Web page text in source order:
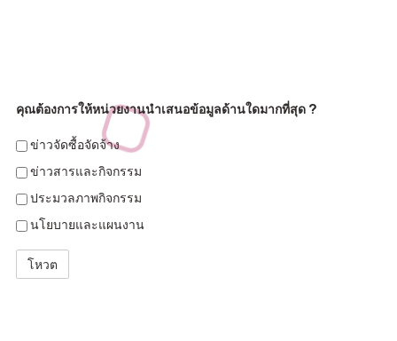
คุณต้องการให้หน่วยงานนำเสนอข้อมูลด้านใดมากที่สุด ?
ข่าวจัดซื้อจัดจ้าง
ข่าวสารและกิจกรรม
ประมวลภาพกิจกรรม
นโยบายและแผนงาน